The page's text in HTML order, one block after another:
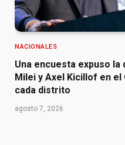
NACIONALES
Una encuesta expuso
Milei y Axel Kicillof en
cada distrito
agosto 7, 2026